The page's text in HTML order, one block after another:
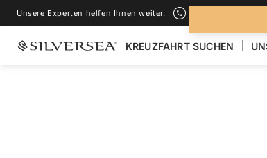
Unsere Experten helfen Ihnen weiter.
KREUZFAHRT SUCHEN